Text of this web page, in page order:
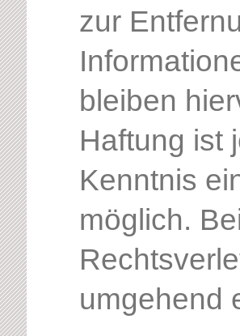
zur
bleiben
Haftung ist
Kenntnis
möglich.
umgehend